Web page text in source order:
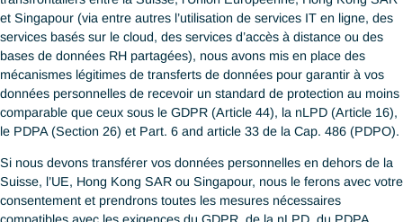
votre représentant autorisé) nous avez fournies (Article 5du
Article 6 de la nLPD, Section 23 du PDPA et Principe 1 et 2 de
486 (PDPO)). Pour garantir que vos données sont bien
complètes et exactes, veuillez informer par écrit ou email à nos
en Suisse ou à Singapour, dont les coordonnées sont
après, de tout changement de vos données à caractère
sur la base des informations que vous nous fournirez le cas